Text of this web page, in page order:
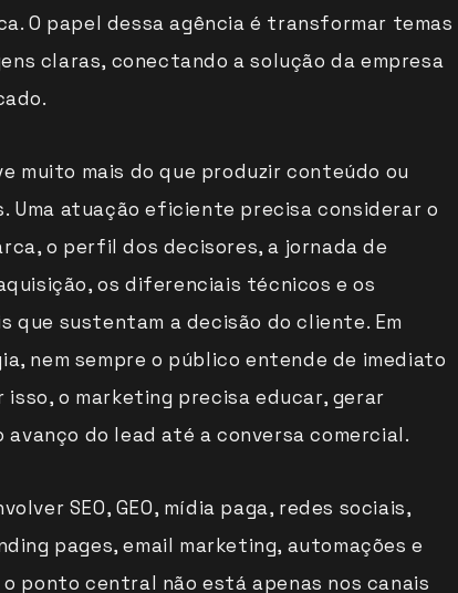
O papel dessa agência é transformar temas
claras, conectando a solução da empresa
muito mais do que produzir conteúdo ou
Uma atuação eficiente precisa considerar o
o perfil dos decisores, a jornada de
os diferenciais técnicos e os
que sustentam a decisão do cliente. Em
nem sempre o público entende de imediato
isso, o marketing precisa educar, gerar
do lead até a conversa comercial.
SEO, GEO, mídia paga, redes sociais,
pages, email marketing, automações e
o ponto central não está apenas nos canais